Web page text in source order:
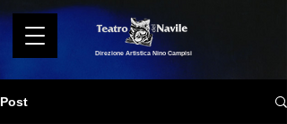
Direzione Artistica Nino Campisi
Post